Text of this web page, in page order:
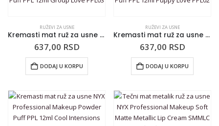
RUŽEVI ZA USNE
Kremasti mat ruž za usne NYX Professional Makeup Powder Puff PPL 12ml Group Love PPL03
637,00 RSD
DODAJ U KORPU
RUŽEVI ZA USNE
Kremasti mat ruž za usne NYX Professional Makeup Powder Puff PPL 12ml Puppy Love PPL02
637,00 RSD
DODAJ U KORPU